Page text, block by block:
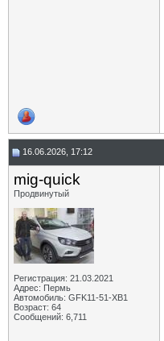
16.06.2026, 17:12
mig-quick
Продвинутый
Регистрация: 21.03.2021
Адрес: Пермь
Автомобиль: GFK11-51-ХВ1
Возраст: 64
Сообщений: 6,711